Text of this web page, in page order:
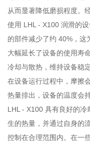
从而显著降低磨损程度。
使用 LHL - X100 润滑的
的部件减少了约 40%，这
大幅延长了设备的使用寿命
冷却与散热，维持设备稳
在设备运行过程中，摩擦
热量排出，设备的温度会
LHL - X100 具有良好的
生的热量，并通过自身的
控制在合理范围内。在一